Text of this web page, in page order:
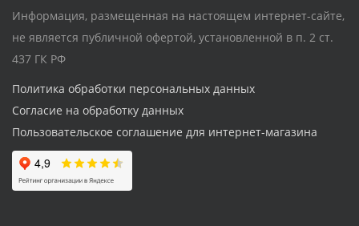
Информация, размещенная на настоящем интернет-сайте,
не является публичной офертой, установленной в п. 2 ст.
437 ГК РФ
Политика обработки персональных данных
Согласие на обработку данных
Пользовательское соглашение для интернет-магазина